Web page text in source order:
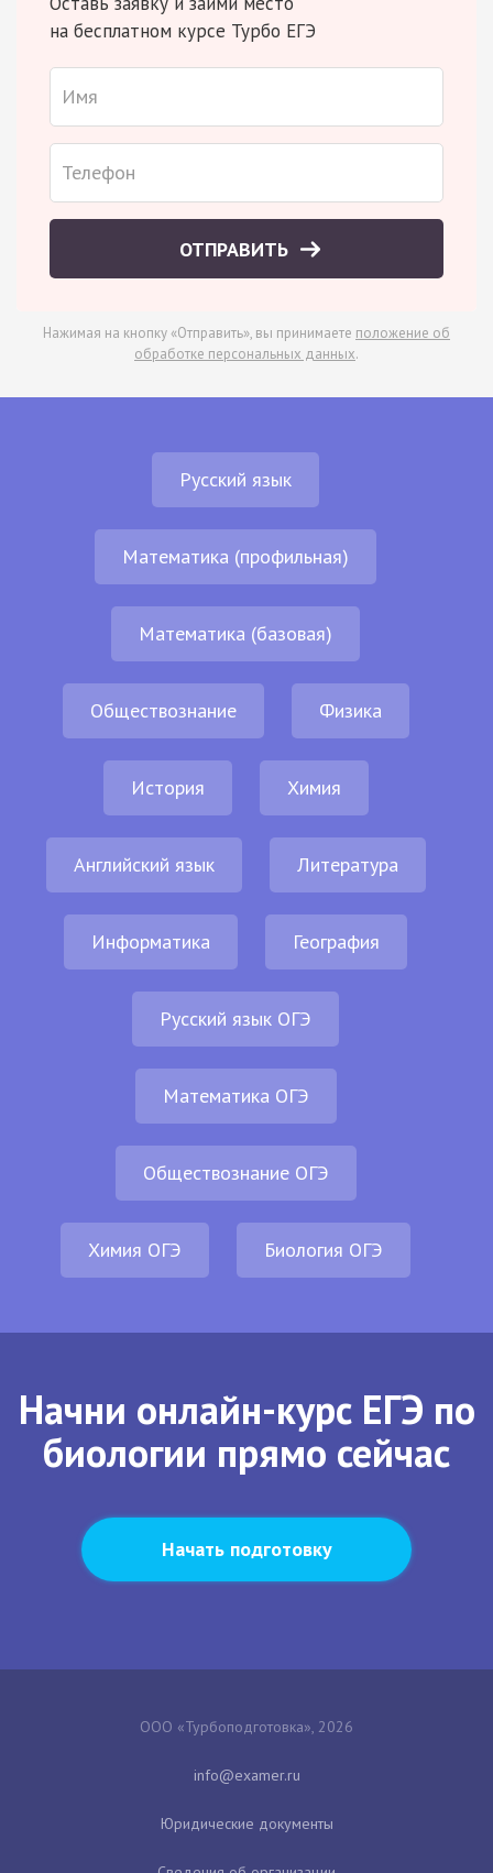
на бесплатном курсе Турбо ЕГЭ
ОТПРАВИТЬ
Нажимая на кнопку «Отправить», вы принимаете положение об
обработке персональных данных.
Русский язык
Математика (профильная)
Математика (базовая)
Обществознание Физика
История Химия
Английский язык Литература
Информатика География
Русский язык ОГЭ
Математика ОГЭ
Обществознание ОГЭ
Химия ОГЭ Биология ОГЭ
Начни онлайн-курс ЕГЭ по
биологии прямо сейчас
Начать подготовку
ООО «Турбоподготовка», 2026
Юридические документы